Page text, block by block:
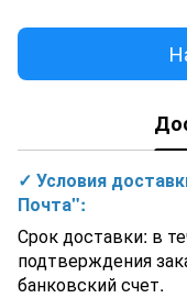
✓ Условия
Почта":
Срок доставки: в
подтверждения
банковский счет.